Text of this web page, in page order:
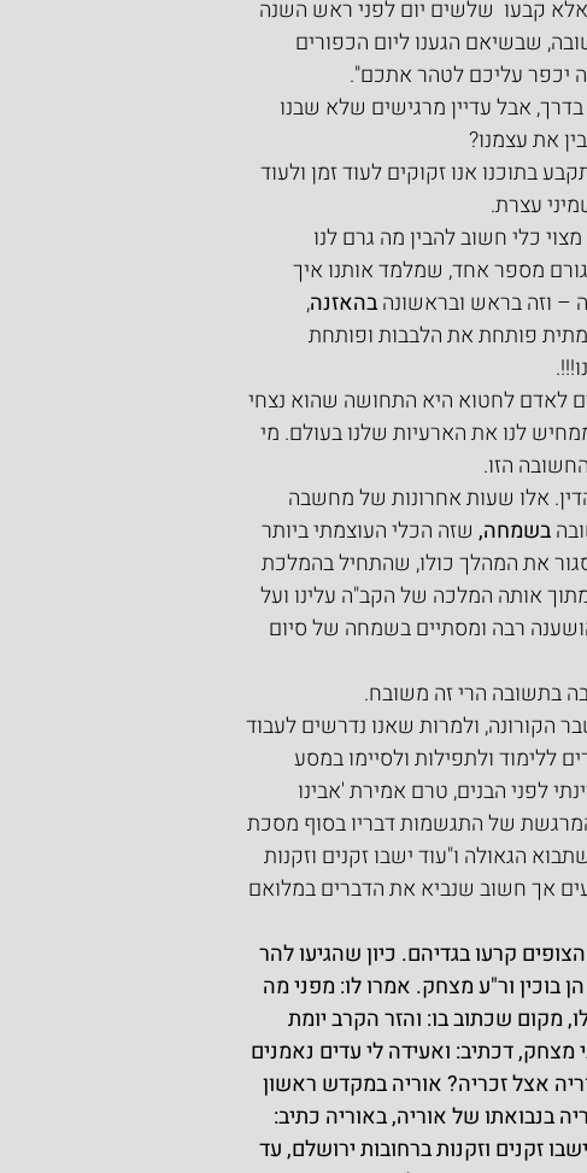
קבעו  שלשים יום לפני ראש השנה
שבשיאם הגענו ליום הכפורים
יכפר עליכם לטהר אתכם".
אבל עדיין מרגישים שלא שבנו
את עצמנו?
בתוכנו אנו זקוקים לעוד זמן ולעוד
עצרת.
כלי חשוב להבין מה גרם לנו
מספר אחד, שמלמד אותנו איך
– וזה בראש ובראשונה בהאזנה,
פותחת את הלבבות ופותחת
לאדם לחטוא היא התחושה שהוא נצחי
לנו את הארעיות שלנו בעולם. מי
הזו.
אלו שעות אחרונות של מחשבה
בשמחה, שזה הכלי העוצמתי ביותר
את המהלך כולו, שהתחיל בהמלכת
אותה המלכה של הקב"ה עלינו ועל
רבה ומסתיים בשמחה של סיום
בתשובה הרי זה משובח.
הקורונה, ולמרות שאנו נדרשים לעבוד
ללימוד ולתפילות ולסיימו במסע
לפני הבנים, טרם אמירת 'אבינו
של התגשמות דבריו בסוף מסכת
הגאולה ו"עוד ישבו זקנים וזקנות
אך חשוב שנביא את הדברים במלואם
קרעו בגדיהם. כיון שהגיעו להר
בוכין ור"ע מצחק. אמרו לו: מפני מה
שכתוב בו: והזר הקרב יומת
מצחק, דכתיב: ואעידה לי עדים נאמנים
אצל זכריה? אוריה במקדש ראשון
בנבואתו של אוריה, באוריה כתיב:
זקנים וזקנות ברחובות ירושלם, עד